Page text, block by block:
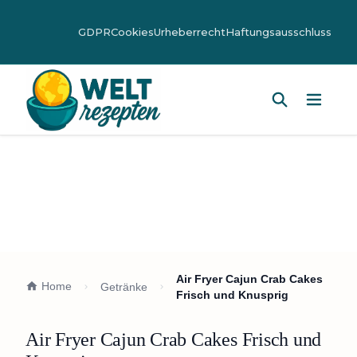
GDPRCookiesUrheberrechtHaftungsausschluss
Home Getränke
Air Fryer Cajun Crab Cakes
Frisch und Knusprig
Air Fryer Cajun Crab Cakes Frisch und